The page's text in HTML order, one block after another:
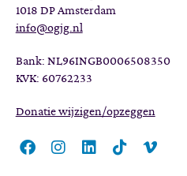
1018 DP Amsterdam
info@ogjg.nl
Bank: NL96INGB0006508350
KVK: 60762233
Donatie wijzigen/opzeggen